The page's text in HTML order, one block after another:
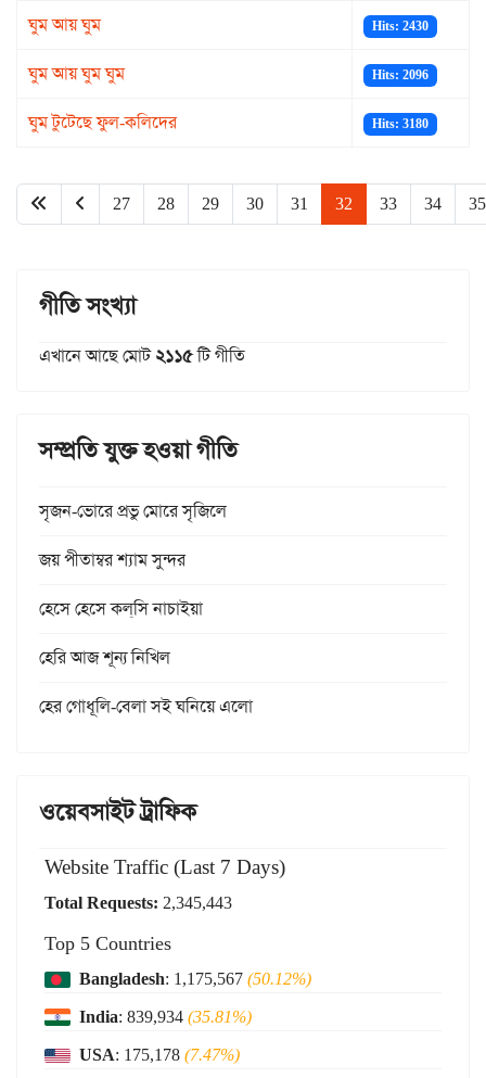
ঘুম আয় ঘুম Hits: 2430
ঘুম আয় ঘুম ঘুম Hits: 2096
ঘুম টুটেছে ফুল-কলিদের Hits: 3180
27 28 29 30 31 32 33 34 35
গীতি সংখ্যা
এখানে আছে মোট২১১৫টি গীতি
সম্প্রতি যুক্ত হওয়া গীতি
সৃজন-ভোরে প্রভু মোরে সৃজিলে
জয় পীতাম্বর শ্যাম সুন্দর
হেসে হেসে কল্‌সি নাচাইয়া
হেরি আজ শূন্য নিখিল
হের গোধূলি-বেলা সই ঘনিয়ে এলো
ওয়েবসাইট ট্রাফিক
Website Traffic (Last 7 Days)
Total Requests: 2,345,443
Top 5 Countries
Bangladesh: 1,175,567(50.12%)
India: 839,934(35.81%)
USA: 175,178(7.47%)